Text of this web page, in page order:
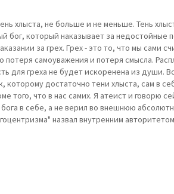
хлыста, не больше и не меньше. Тень
бог, который наказывает за недостойные
за грех. Грех - это то, что мы сами
самоуважения и потеря смысла.
для греха не будет искоренена из души.
которому достаточно тени хлыста, сам в
того, что в нас самих. Я атеист и говорю
в себе, а не верил во внешнюю
назвал внутренним